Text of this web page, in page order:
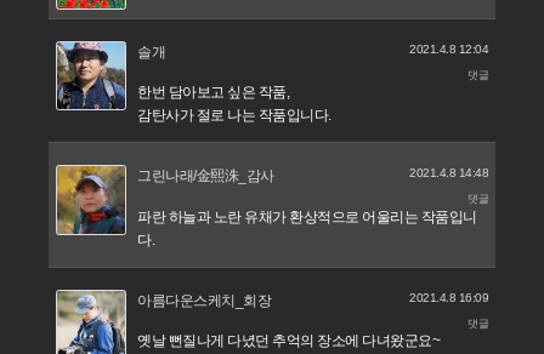
솔개 2021.4.8 12:04
댓글
한번 담아보고 싶은 작품,
감탄사가 절로 나는 작품입니다.
그린나래/金熙洙_감사 2021.4.8 14:48
댓글
파란 하늘과 노란 유채가 환상적으로 어울리는 작품입니
다.
아름다운스케치_회장 2021.4.8 16:09
댓글
옛날 뻔질나게 다녔던 추억의 장소에 다녀왔군요~